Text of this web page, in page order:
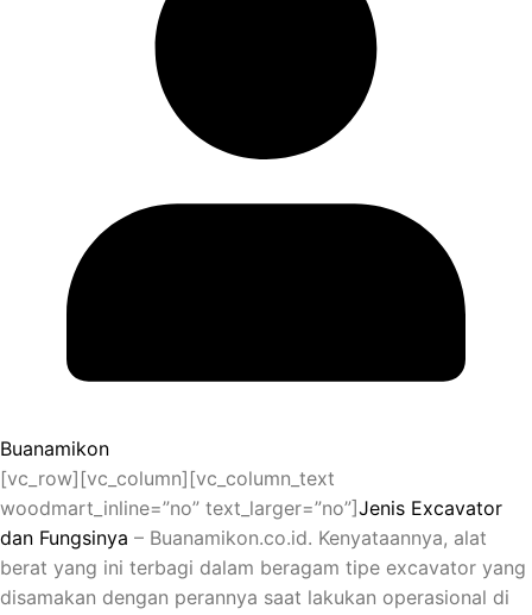
Buanamikon
[vc_row][vc_column][vc_column_text
woodmart_inline=”no” text_larger=”no”]Jenis Excavator
dan Fungsinya – Buanamikon.co.id. Kenyataannya, alat
berat yang ini terbagi dalam beragam tipe excavator yang
disamakan dengan perannya saat lakukan operasional di